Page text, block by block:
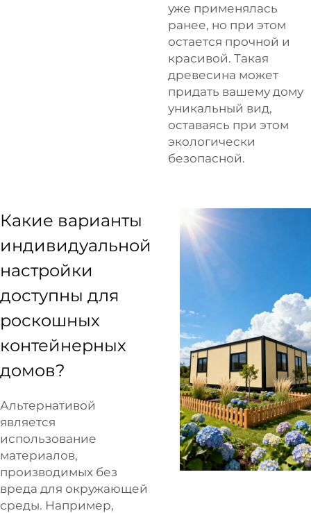
уже применялась
ранее, но при этом
остается прочной и
красивой. Такая
древесина может
придать вашему дому
уникальный вид,
оставаясь при этом
экологически
безопасной.
Какие варианты
индивидуальной
настройки
доступны для
роскошных
контейнерных
домов?
Альтернативой
является
использование
материалов,
производимых без
вреда для окружающей
среды. Например,